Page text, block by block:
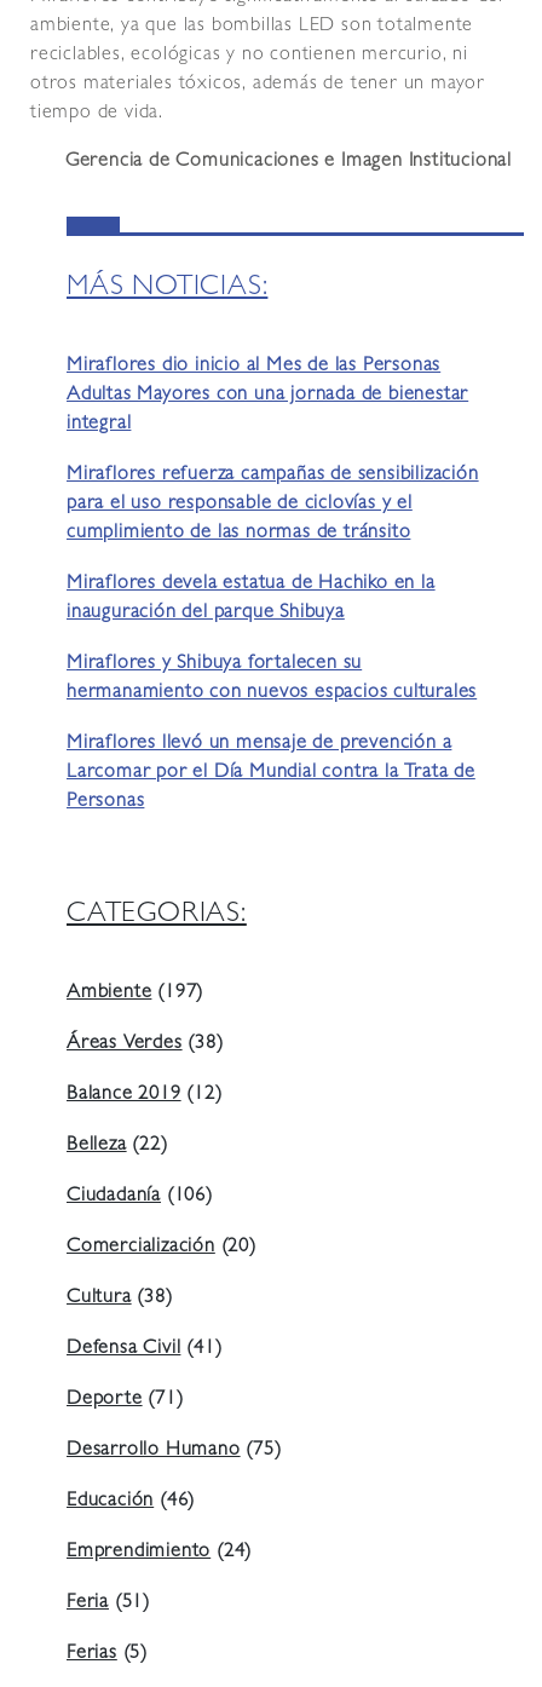
ambiente, ya que las bombillas LED son totalmente
reciclables, ecológicas y no contienen mercurio, ni
otros materiales tóxicos, además de tener un mayor
tiempo de vida.
Gerencia de Comunicaciones e Imagen Institucional
MÁS NOTICIAS:
Miraflores dio inicio al Mes de las Personas
Adultas Mayores con una jornada de bienestar
integral
Miraflores refuerza campañas de sensibilización
para el uso responsable de ciclovías y el
cumplimiento de las normas de tránsito
Miraflores devela estatua de Hachiko en la
inauguración del parque Shibuya
Miraflores y Shibuya fortalecen su
hermanamiento con nuevos espacios culturales
Miraflores llevó un mensaje de prevención a
Larcomar por el Día Mundial contra la Trata de
Personas
CATEGORIAS:
Ambiente(197)
Áreas Verdes(38)
Balance 2019(12)
Belleza(22)
Ciudadanía (106)
Comercialización(20)
Cultura(38)
Defensa Civil(41)
Deporte(71)
Desarrollo Humano(75)
Educación(46)
Emprendimiento(24)
Feria (51)
Ferias(5)